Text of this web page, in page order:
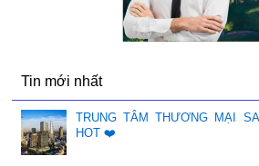
Tin mới nhất
TRUNG TÂM THƯƠNG MẠI
HOT ❤️